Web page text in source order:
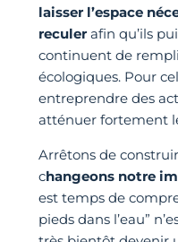
laisser l’espace
reculerafin qu’ils
continuent de
écologiques. Pour
entreprendre des
atténuer fortement
Arrêtons de
changeons notre
est temps de
pieds dans l’eau”